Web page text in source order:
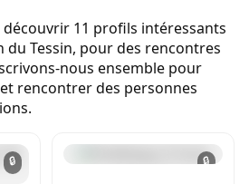
11 profils intéressants
du Tessin, pour des rencontres
nous ensemble pour
rencontrer des personnes
🔒 🔒